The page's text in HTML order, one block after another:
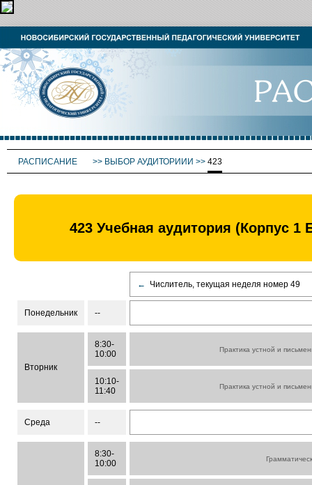
РАСПИСАНИЕ >> ВЫБОР АУДИТОРИИИ >> 423
423 Учебная аудитория (Корпус
← Числитель, текущая неделя номер 49
Понедельник --
Вторник
8:30-
10:00
Практика устной и
10:10-
11:40
Практика устной и
Среда --
8:30-
10:00